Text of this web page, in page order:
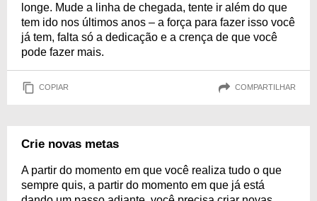
longe. Mude a linha de chegada, tente ir além do que
tem ido nos últimos anos – a força para fazer isso você
já tem, falta só a dedicação e a crença de que você
pode fazer mais.
COPIAR COMPARTILHAR
Crie novas metas
A partir do momento em que você realiza tudo o que
sempre quis, a partir do momento em que já está